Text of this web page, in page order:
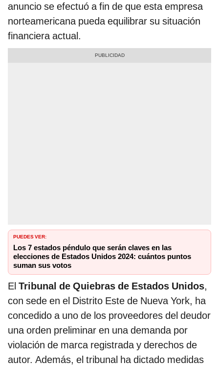
anuncio se efectuó a fin de que esta empresa
norteamericana pueda equilibrar su situación
financiera actual.
PUEDES VER:
Los 7 estados péndulo que serán claves en las
elecciones de Estados Unidos 2024: cuántos puntos
suman sus votos
El Tribunal de Quiebras de Estados Unidos,
con sede en el Distrito Este de Nueva York, ha
concedido a uno de los proveedores del deudor
una orden preliminar en una demanda por
violación de marca registrada y derechos de
autor. Además, el tribunal ha dictado medidas